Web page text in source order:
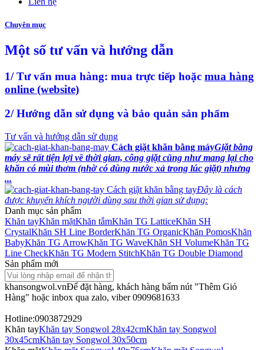
Chuyên mục
Một số tư vấn và hướng dẫn
1/ Tư vấn mua hàng: mua trực tiếp hoặc mua hàng
online (website)
2/ Hướng dẫn sử dụng và bảo quản sản phẩm
Tư vấn và hướng dẫn sử dụng
Cách giặt khăn bằng máyGiặt bằng
máy sẽ rất tiện lợi về thời gian, công giặt cũng như mang lại cho
khăn có mùi thơm (nhờ có dùng nước xả trong lúc giặt) nhưng
...
Cách giặt khăn bằng tayĐây là cách
được khuyến khích người dùng sau thời gian sử dụng:
Danh mục sản phẩm
Khăn tayKhăn mặtKhăn tắmKhăn TG LatticeKhăn SH
CrystalKhăn SH Line BorderKhăn TG OrganicKhăn PomosKhăn
BabyKhăn TG ArrowKhăn TG WaveKhăn SH VolumeKhăn TG
Line CheckKhăn TG Modern StitchKhăn TG Double Diamond
Sản phẩm mới
khansongwol.vnĐể đặt hàng, khách hàng bấm nút "Thêm Giỏ
Hàng" hoặc inbox qua zalo, viber 0909681633
Hotline:0903872929
Khăn tayKhăn tay Songwol 28x42cmKhăn tay Songwol
30x45cmKhăn tay Songwol 30x50cm